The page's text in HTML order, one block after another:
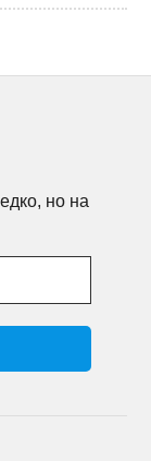
но на